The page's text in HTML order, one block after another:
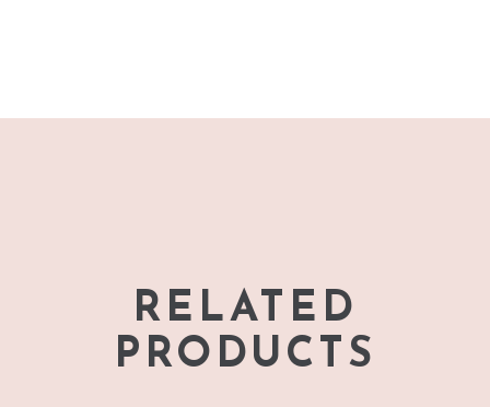
RELATED
PRODUCTS